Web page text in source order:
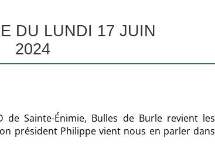
DU LUNDI 17 JUIN
2024
Sainte-Énimie, Bulles de Burle revient les
président Philippe vient nous en parler dans